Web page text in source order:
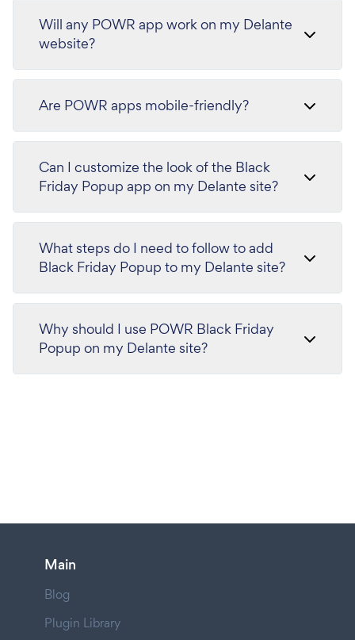
Will any POWR app work on my Delante
website?
Are POWR apps mobile-friendly?
Can I customize the look of the Black
Friday Popup app on my Delante site?
What steps do I need to follow to add
Black Friday Popup to my Delante site?
Why should I use POWR Black Friday
Popup on my Delante site?
Main
Blog
Plugin Library